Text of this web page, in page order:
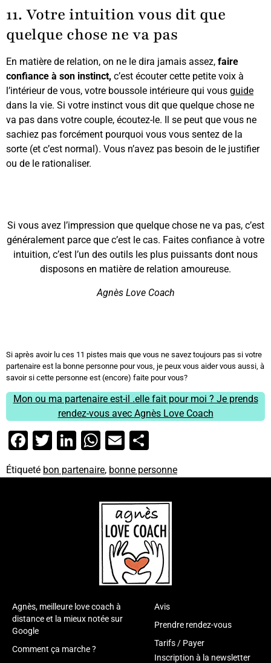
11. Votre intuition vous dit que
quelque chose ne va pas
En matière de relation, on ne le dira jamais assez, faire
confiance à son instinct, c’est écouter cette petite voix à
l’intérieur de vous, votre boussole intérieure qui vous guide
dans la vie. Si votre instinct vous dit que quelque chose ne
va pas dans votre couple, écoutez-le. Il se peut que vous ne
sachiez pas forcément pourquoi vous vous sentez de la
sorte (et c’est normal). Vous n’avez pas besoin de le justifier
ou de le rationaliser.
Si vous avez l’impression que quelque chose ne va pas, c’est
généralement parce que c’est le cas. Faites confiance à votre
intuition, c’est l’un des outils les plus puissants dont nous
disposons en matière de relation amoureuse.
Agnès Love Coach
Si après avoir lu ces 11 pistes mais que vous ne savez toujours pas si votre
partenaire est la bonne personne pour vous, je peux vous aider vous aussi, à
savoir si cette personne est (encore) faite pour vous?
Mon ou ma partenaire est-il .elle fait pour moi ? Je prends
rendez-vous avec Agnès Love Coach
Facebook
Twitter
LinkedIn
WhatsApp
Email
Étiqueté bon partenaire, bonne personne
Agnès, meilleure love coach à
distance et la mieux notée sur
Google
Comment ça marche ?
Avis
Prendre rendez-vous
Tarifs / Payer
Inscription à la newsletter